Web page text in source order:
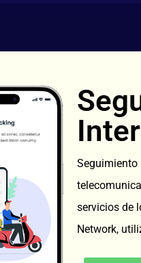
Seguimiento
servicios de
Network,